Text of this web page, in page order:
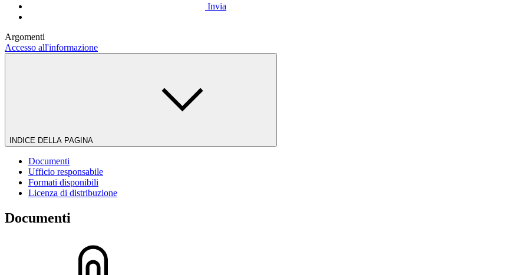
Invia
Argomenti
Accesso all'informazione
INDICE DELLA PAGINA
Documenti
Ufficio responsabile
Formati disponibili
Licenza di distribuzione
Documenti